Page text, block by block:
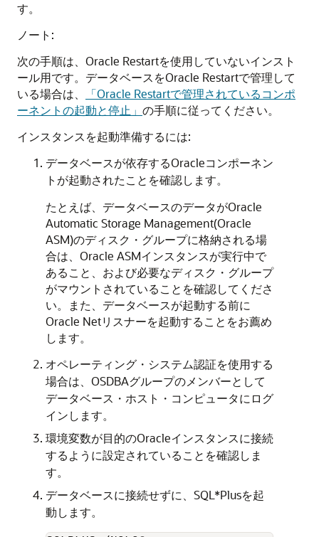
す。
ノート:
次の手順は、Oracle Restartを使用していないインスト
ール用です。データベースをOracle Restartで管理して
いる場合は、
「Oracle Restartで管理されているコンポ
ーネントの起動と停止」 の手順に従ってください。
インスタンスを起動準備するには:
データベースが依存するOracleコンポーネン
トが起動されたことを確認します。
たとえば、データベースのデータがOracle
Automatic Storage Management(Oracle
ASM)のディスク・グループに格納される場
合は、Oracle ASMインスタンスが実行中で
あること、および必要なディスク・グループ
がマウントされていることを確認してくださ
い。また、データベースが起動する前に
Oracle Netリスナーを起動することをお薦め
します。
オペレーティング・システム認証を使用する
場合は、OSDBAグループのメンバーとして
データベース・ホスト・コンピュータにログ
インします。
環境変数が目的のOracleインスタンスに接続
するように設定されていることを確認しま
す。
データベースに接続せずに、SQL*Plusを起
動します。